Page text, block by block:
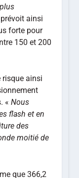
ainsi
forte pour
150 et 200
risque ainsi
«Nous
flash et en
des
moitié de
que 366,2